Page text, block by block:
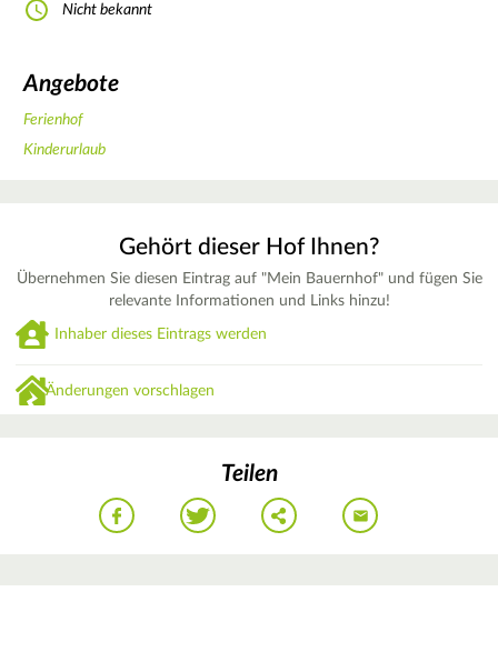
Nicht bekannt
Angebote
Ferienhof
Kinderurlaub
Gehört dieser Hof Ihnen?
Übernehmen Sie diesen Eintrag auf "Mein Bauernhof" und fügen Sie
relevante Informationen und Links hinzu!
Inhaber dieses Eintrags werden
Änderungen vorschlagen
Teilen